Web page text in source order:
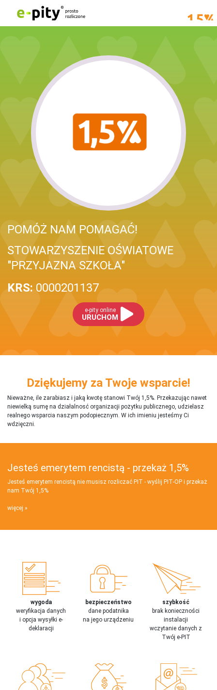
POMÓŻ NAM POMAGAĆ!
STOWARZYSZENIE OŚWIATOWE
"PRZYJAZNA SZKOŁA"
KRS: 0000201137
e-pity online
URUCHOM
Dziękujemy za Twoje wsparcie!
Nieważne, ile zarabiasz i jaką kwotę stanowi Twój 1,5%. Przekazując nawet
niewielką sumę na działalnosć organizacji pożytku publicznego, udzielasz
realnego wsparcia naszym podopiecznym. W ich imieniu jesteśmy Ci
wdzięczni.
Jesteś emerytem rencistą - przekaż 1,5%
Jesteś emerytem rencistą nie musisz rozliczać PIT - wyślij PIT‑OP i przekaż
nam Twój 1,5%
więcej
wygoda
weryfikacja danych
i opcja wysyłki e-
deklaracji
bezpieczeństwo
dane podatnika
na jego urządzeniu
szybkość
brak konieczności
instalacji
wczytanie danych z
Twój e-PIT